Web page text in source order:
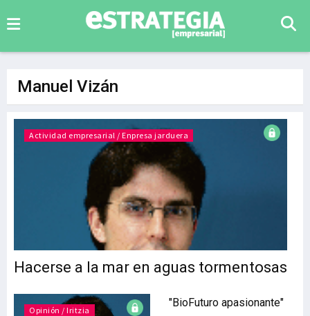
Manuel Vizán
Hacerse a la mar en aguas tormentosas
Actividad empresarial / Enpresa jarduera
Opinión / Iritzia
"BioFuturo apasionante"